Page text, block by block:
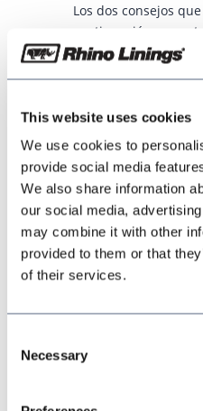
This website uses cookies
We use cookies to
provide social media
We also share information
our social media,
may combine it with other
provided to them or that
of their services.
Selection
Necessary
Los dos consejos
continuación se
esas señales de
Consejo n.º
si tu pistola
internas
Las fugas internas
más comunes de
Graco® Fusion, y es
si no se sabe en qué
Cómo detectar